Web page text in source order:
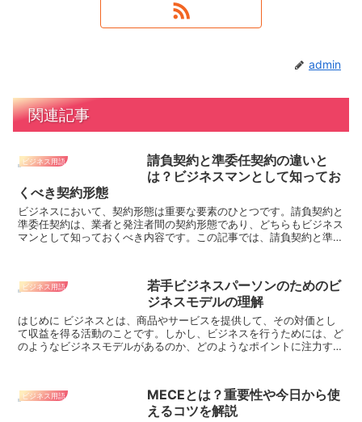
admin
関連記事
ビジネス用語
請負契約と準委任契約の違いと
は？ビジネスマンとして知ってお
くべき契約形態
ビジネスにおいて、契約形態は重要な要素のひとつです。請負契約と
準委任契約は、業者と発注者間の契約形態であり、どちらもビジネス
マンとして知っておくべき内容です。この記事では、請負契約と準委
ビジネス用語
若手ビジネスパーソンのためのビ
ジネスモデルの理解
はじめに ビジネスとは、商品やサービスを提供して、その対価とし
て収益を得る活動のことです。しかし、ビジネスを行うためには、ど
のようなビジネスモデルがあるのか、どのようなポイントに注力すれ
ビジネス用語
MECEとは？重要性や今日から使
えるコツを解説